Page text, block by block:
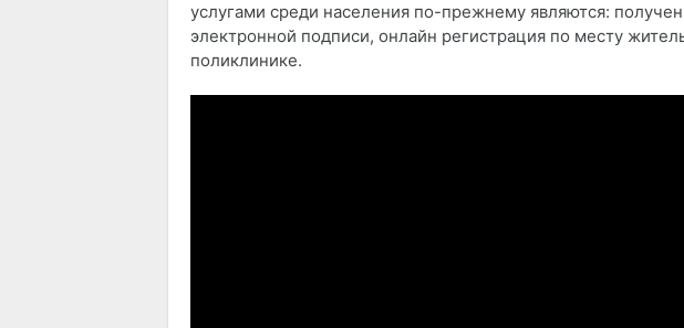
услугами среди населения по-прежнему являются:
электронной подписи, онлайн регистрация по месту
поликлинике.